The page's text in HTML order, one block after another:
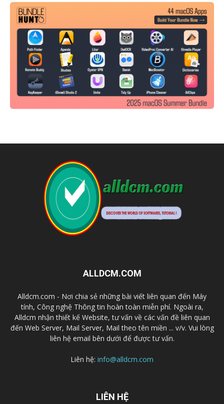
ALLDCM.COM
Alldcm.com - Nơi chia sẻ những bài viết liên quan đến Máy
tính, Công nghệ Thông tin hoàn toàn miễn phí. Ngoài ra,
Alldcm nhận thiết kế Website, tư vấn về các vấn đề liên quan
đến Web Server, Mail Server, Mail theo tên miền ... v/v. Vui lòng
liên hệ email bên dưới để được tư vấn.
Liên hệ: info@alldcm.com
LIÊN HỆ